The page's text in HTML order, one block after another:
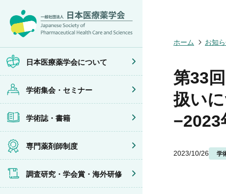
日本医療薬学会について
会頭挨拶
組織・名簿
委員会
規程・細則
情報公開
薬剤師業務に
学術集会・セミナー
年会
医療薬学公開
臨床研究セミナ
薬物療法集中講
がん専門薬剤
がん専門薬剤師
がん専門薬剤
症例関連セミナ
学術誌・書籍
JPHCS（英文
専門薬剤師制度
医療薬学専門薬
地域薬学ケア
調査研究・学会賞・海外研修
学会賞
イベントの共催
連携協力団体
マイページ
ホーム お知
第33
扱い
−2023
2023/10/26 学